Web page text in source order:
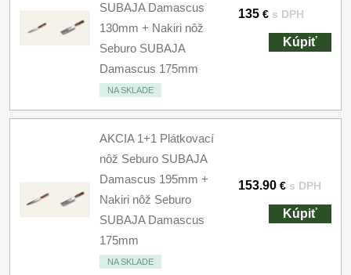
SUBAJA Damascus
130mm + Nakiri nôž
Seburo SUBAJA
Damascus 175mm
NA SKLADE
135 € s DPH
Kúpiť
AKCIA 1+1 Plátkovací
nôž Seburo SUBAJA
Damascus 195mm +
Nakiri nôž Seburo
SUBAJA Damascus
175mm
NA SKLADE
153.90 € s DPH
Kúpiť